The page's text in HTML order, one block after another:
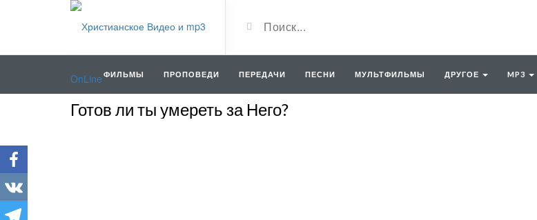
ФИЛЬМЫ ПРОПОВЕДИ ПЕРЕДАЧИ ПЕСНИ МУЛЬТФИЛЬМЫ ДРУГОЕ MP3
Готов ли ты умереть за Него?